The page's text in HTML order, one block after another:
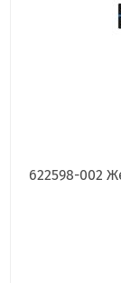
622598-002